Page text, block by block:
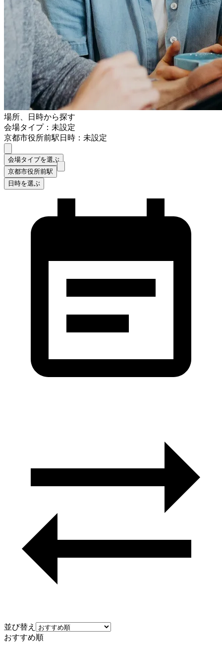
場所、日時から探す
会場タイプ：未設定
京都市役所前駅日時：未設定
会場タイプを選ぶ
京都市役所前駅
日時を選ぶ
並び替え
おすすめ順